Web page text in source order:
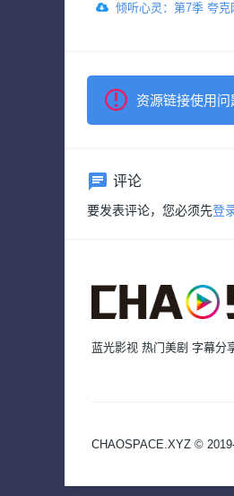
倾听心灵：第7季 夸克
资源链接使用
评论
要发表评论，您必须先登
蓝光影视 热门美剧 字幕分
CHAOSPACE.XYZ ©